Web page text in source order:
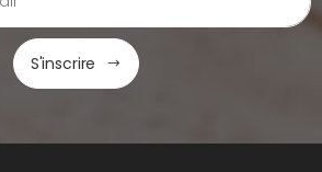
S'inscrire